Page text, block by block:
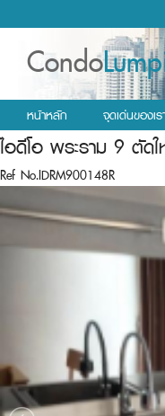
Condo
หน้าหลัก จุดเด่นของเร
ไอดีโอ พระราม 9 ตัด
Ref No.IDRM900148R